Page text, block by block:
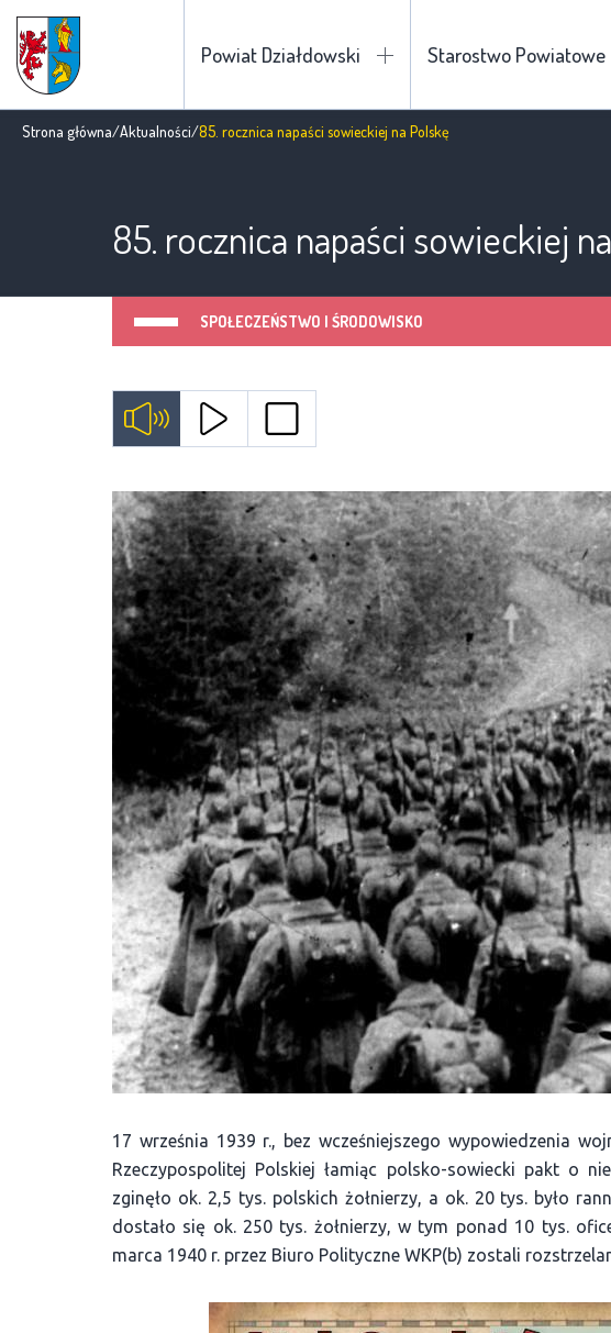
Powiat Działdowski Starostwo Powiatowe
Strona główna/Aktualności/85. rocznica napaści sowieckiej na Polskę
85. rocznica napaści sowieckiej
SPOŁECZEŃSTWO I ŚRODOWISKO
17 września 1939 r., bez wcześniejszego wypowiedzenia
Rzeczypospolitej Polskiej łamiąc polsko-sowiecki pakt o
zginęło ok. 2,5 tys. polskich żołnierzy, a ok. 20 tys. było
dostało się ok. 250 tys. żołnierzy, w tym ponad 10 tys.
marca 1940 r. przez Biuro Polityczne WKP(b) zostali